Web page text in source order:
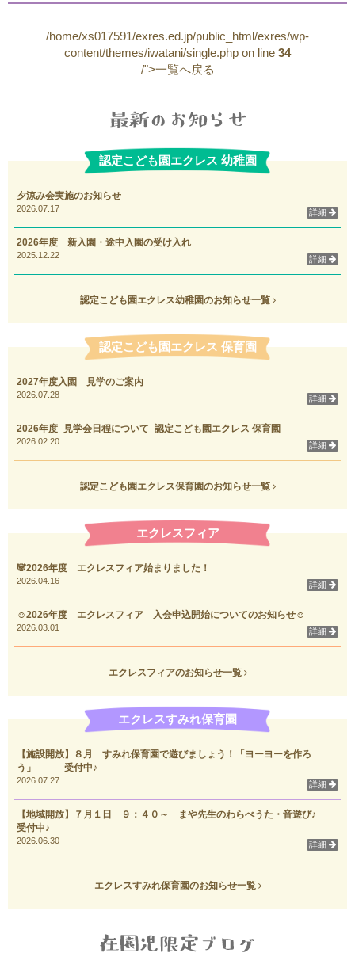
/home/xs017591/exres.ed.jp/public_html/exres/wp-
content/themes/iwatani/single.php on line 34
/">一覧へ戻る
認定こども園エクレス 幼稚園
夕涼み会実施のお知らせ
2026.07.17 詳細
2026年度 新入園・途中入園の受け入れ
2025.12.22 詳細
認定こども園エクレス幼稚園のお知らせ一覧
認定こども園エクレス 保育園
2027年度入園 見学のご案内
2026.07.28 詳細
2026年度_見学会日程について_認定こども園エクレス 保育園
2026.02.20 詳細
認定こども園エクレス保育園のお知らせ一覧
エクレスフィア
🐼2026年度 エクレスフィア始まりました！
2026.04.16 詳細
☺2026年度 エクレスフィア 入会申込開始についてのお知らせ☺
2026.03.01 詳細
エクレスフィアのお知らせ一覧
エクレスすみれ保育園
【施設開放】８月 すみれ保育園で遊びましょう！「ヨーヨーを作ろ
う」 受付中♪
2026.07.27 詳細
【地域開放】７月１日 ９：４０～ まや先生のわらべうた・音遊び♪
受付中♪
2026.06.30 詳細
エクレスすみれ保育園のお知らせ一覧